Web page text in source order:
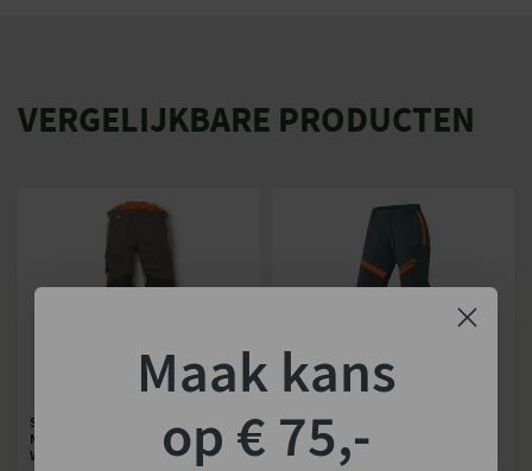
VERGELIJKBARE PRODUCTEN
STIHL BESCHERMINGSBROEK
MULTIPROTECT HS VOOR HET
WERKEN MET EEN HEGGENSCHAAR
STIHL BESCHERMINGSBROEK
PROTECT FS VOOR HET WERKEN
MET EEN BOSMAAIER
Maak kans
op € 75,-